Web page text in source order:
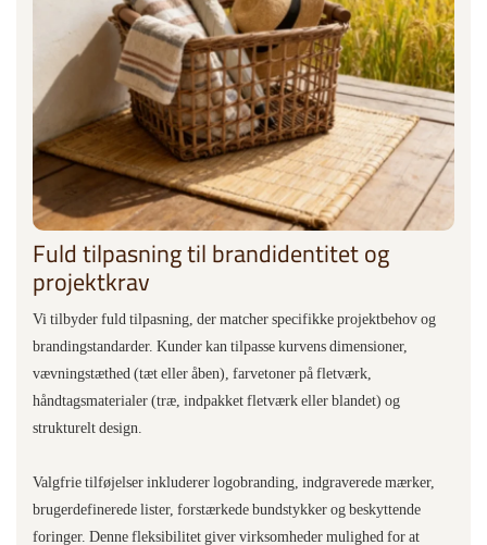
Fuld tilpasning til brandidentitet og
projektkrav
Vi tilbyder fuld tilpasning, der matcher specifikke projektbehov og
brandingstandarder. Kunder kan tilpasse kurvens dimensioner,
vævningstæthed (tæt eller åben), farvetoner på fletværk,
håndtagsmaterialer (træ, indpakket fletværk eller blandet) og
strukturelt design.
Valgfrie tilføjelser inkluderer logobranding, indgraverede mærker,
brugerdefinerede lister, forstærkede bundstykker og beskyttende
foringer. Denne fleksibilitet giver virksomheder mulighed for at